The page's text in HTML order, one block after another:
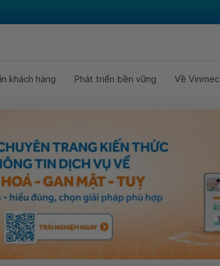
khách hàng Phát triển bền vững Về Vinmec